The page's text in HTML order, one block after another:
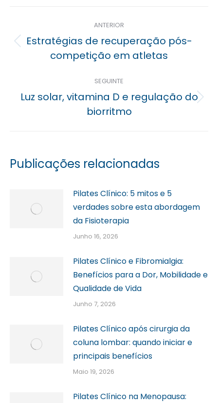
Navegação
posterior
ANTERIOR
Previous
post:
Estratégias de recuperação pós-
competição em atletas
SEGUINTE
Próximo
post:
Luz solar, vitamina D e regulação do
biorritmo
Publicações relacionadas
Pilates Clínico: 5 mitos e 5
verdades sobre esta abordagem
da Fisioterapia
Junho 16, 2026
Pilates Clínico e Fibromialgia:
Benefícios para a Dor, Mobilidade e
Qualidade de Vida
Junho 7, 2026
Pilates Clínico após cirurgia da
coluna lombar: quando iniciar e
principais benefícios
Maio 19, 2026
Pilates Clínico na Menopausa: